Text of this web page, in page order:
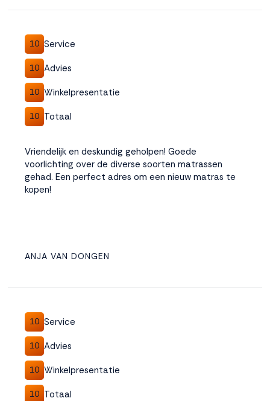
10 Service
10 Advies
10 Winkelpresentatie
10 Totaal
Vriendelijk en deskundig geholpen! Goede
voorlichting over de diverse soorten matrassen
gehad. Een perfect adres om een nieuw matras te
kopen!
ANJA VAN DONGEN
10 Service
10 Advies
10 Winkelpresentatie
10 Totaal